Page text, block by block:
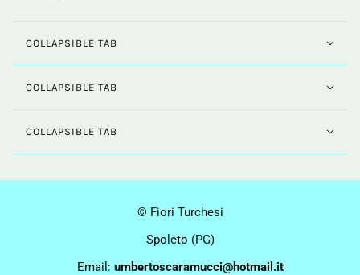
COLLAPSIBLE TAB
COLLAPSIBLE TAB
COLLAPSIBLE TAB
© Fiori Turchesi
Spoleto (PG)
Email: umbertoscaramucci@hotmail.it